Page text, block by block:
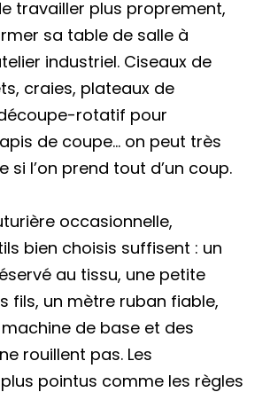
travailler plus proprement,
sa table de salle à
industriel. Ciseaux de
craies, plateaux de
rotatif pour
de coupe… on peut très
si l’on prend tout d’un coup.
occasionnelle,
bien choisis suffisent : un
au tissu, une petite
fils, un mètre ruban fiable,
de base et des
rouillent pas. Les
pointus comme les règles